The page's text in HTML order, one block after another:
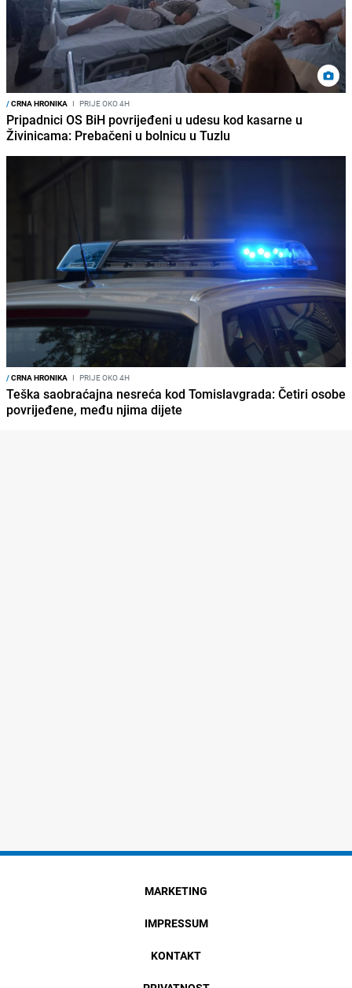
/CRNA HRONIKA I PRIJE OKO 4H
Pripadnici OS BiH povrijeđeni u udesu kod kasarne u
Živinicama: Prebačeni u bolnicu u Tuzlu
/CRNA HRONIKA I PRIJE OKO 4H
Teška saobraćajna nesreća kod Tomislavgrada: Četiri osobe
povrijeđene, među njima dijete
MARKETING
IMPRESSUM
KONTAKT